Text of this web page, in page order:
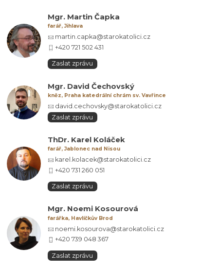
Mgr. Martin Čapka
farář, Jihlava
martin.capka@starokatolici.cz
+420 721 502 431
Zaslat zprávu
Mgr. David Čechovský
kněz, Praha katedrální chrám sv. Vavřince
david.cechovsky@starokatolici.cz
Zaslat zprávu
ThDr. Karel Koláček
farář, Jablonec nad Nisou
karel.kolacek@starokatolici.cz
+420 731 260 051
Zaslat zprávu
Mgr. Noemi Kosourová
farářka, Havlíčkův Brod
noemi.kosourova@starokatolici.cz
+420 739 048 367
Zaslat zprávu